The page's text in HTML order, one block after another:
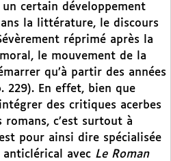
un certain développement
la littérature, le discours
réprimé après la
le mouvement de la
qu’à partir des années
229). En effet, bien que
des critiques acerbes
romans, c’est surtout à
pour ainsi dire spécialisée
avec Le Roman